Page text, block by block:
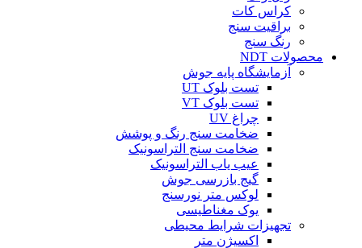
کراس کات
براقیت سنج
رنگ سنج
محصولات NDT
آزمایشگاه پایه جوش
تست بلوک UT
تست بلوک VT
چراغ UV
ضخامت سنج رنگ و پوشش
ضخامت سنج التراسونیک
عیب یاب التراسونیک
گیج بازرسی جوش
لوکس متر نورسنج
یوک مغناطیسی
تجهیزات شرایط محیطی
اکسیژن متر